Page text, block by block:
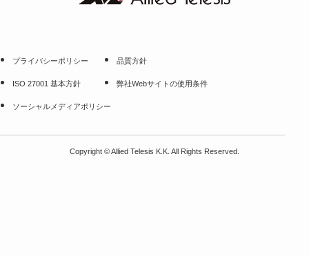
プライバシーポリシー 品質方針
ISO 27001 基本方針 弊社Webサイトの使用条件
ソーシャルメディアポリシー
Copyright ©Allied Telesis K.K. All Rights Reserved.